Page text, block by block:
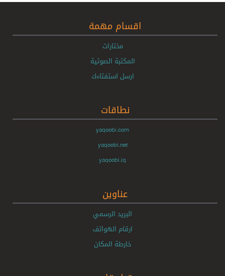
اقسام مهمة
مختارات
المكتبة الصوتية
ارسل استفتاءك
نطاقات
yaqoobi.com
yaqoobi.net
yaqoobi.iq
عناوين
البريد الرسمي
ارقام الهواتف
خارطة المكان